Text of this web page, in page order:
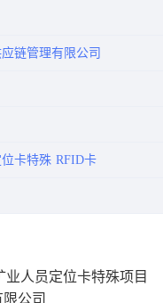
链管理有限公司
卡特殊 RFID卡
人员定位卡特殊项目
公司